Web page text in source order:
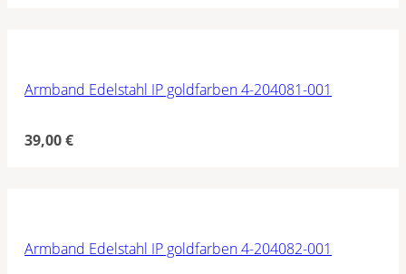
Armband Edelstahl IP goldfarben 4-204081-001
39,00€
Armband Edelstahl IP goldfarben 4-204082-001